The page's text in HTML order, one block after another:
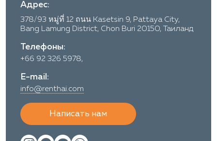
Адрес:
378/93 หมู่ที่ 12 ถนน Kasetsin 9, Pattaya City,
Bang Lamung District, Chon Buri 20150, Таиланд
Телефоны:
+66 92 326 5978,
E-mail:
info@renthai.com
Написать нам